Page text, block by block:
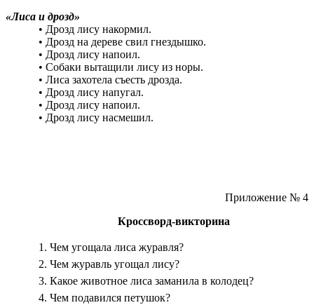
«Лиса и дрозд»
• Дрозд лису накормил.
• Дрозд на дереве свил гнездышко.
• Дрозд лису напоил.
• Собаки вытащили лису из норы.
• Лиса захотела съесть дрозда.
• Дрозд лису напугал.
• Дрозд лису напоил.
• Дрозд лису насмешил.
Приложение № 4
Кроссворд-викторина
1. Чем угощала лиса журавля?
2. Чем журавль угощал лису?
3. Какое животное лиса заманила в колодец?
4. Чем подавился петушок?